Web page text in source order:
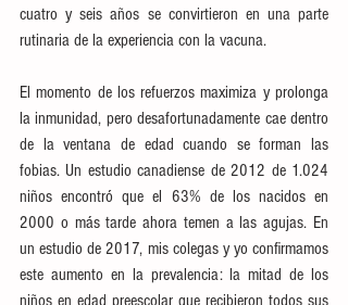
cuatro y seis años se convirtieron en una parte
rutinaria de la experiencia con la vacuna.
El momento de los refuerzos maximiza y prolonga
la inmunidad, pero desafortunadamente cae dentro
de la ventana de edad cuando se forman las
fobias. Un estudio canadiense de 2012 de 1.024
niños encontró que el 63% de los nacidos en
2000 o más tarde ahora temen a las agujas. En
un estudio de 2017, mis colegas y yo confirmamos
este aumento en la prevalencia: la mitad de los